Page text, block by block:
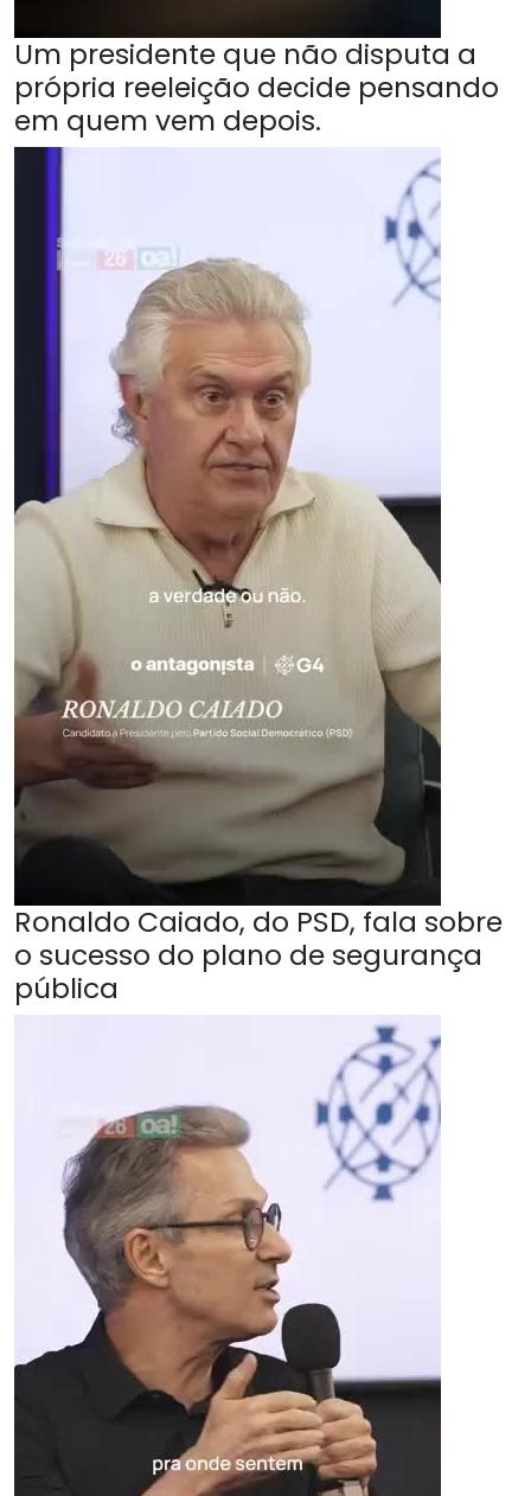
Um presidente que não disputa a
própria reeleição decide pensando
em quem vem depois.
Ronaldo Caiado, do PSD, fala sobre
o sucesso do plano de segurança
pública